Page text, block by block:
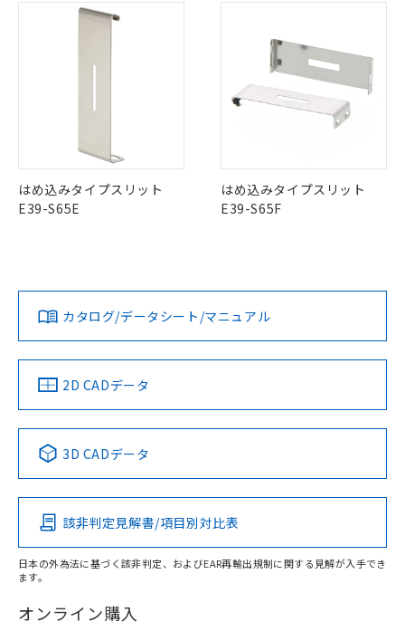
はめ込みタイプスリット
E39-S65E
はめ込みタイプスリット
E39-S65F
カタログ/データシート/マニュアル
2D CADデータ
3D CADデータ
該非判定見解書/項目別対比表
日本の外為法に基づく該非判定、およびEAR再輸出規制に関する見解が入手でき
ます。
オンライン購入